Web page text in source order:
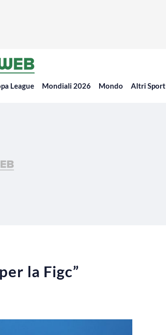
League Mondiali 2026 Mondo Altri Sport
la Figc”